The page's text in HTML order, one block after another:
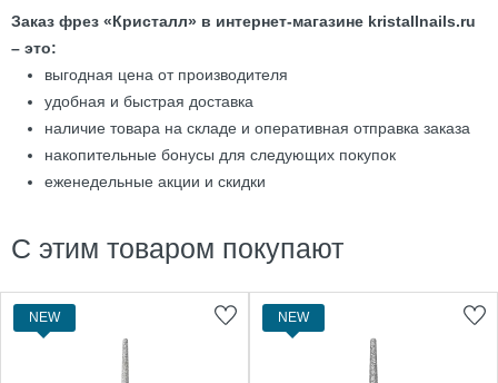
Заказ фрез «Кристалл» в интернет-магазине kristallnails.ru
– это:
выгодная цена от производителя
удобная и быстрая доставка
наличие товара на складе и оперативная отправка заказа
накопительные бонусы для следующих покупок
еженедельные акции и скидки
С этим товаром покупают
NEW NEW